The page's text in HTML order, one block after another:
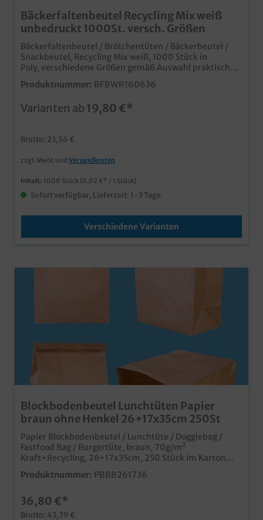
Bäckerfaltenbeutel Recycling Mix weiß
unbedruckt 1000St. versch. Größen
Bäckerfaltenbeutel / Brötchentüten / Bäckerbeutel /
Snackbeutel, Recycling Mix weiß, 1000 Stück in
Poly, verschiedene Größen gemäß Auswahl praktische
Papierfaltenbeutel in verschiedenen Größengünstige
und nachhaltige Recycling Mix Qualität neutrales weiß
Backshop und Imbiss bereits ab 30.000 Stück je Größe
Produktnummer: BFBWR160636
Varianten ab 19,80 €*
Brutto: 23,56 €
zzgl. MwSt und Versandkosten
Inhalt: 1000 Stück (0,02 €* / 1 Stück)
Sofort verfügbar, Lieferzeit: 1-3 Tage
Verschiedene Varianten
Blockbodenbeutel Lunchtüten Papier
braun ohne Henkel 26+17x35cm 250St
Papier Blockbodenbeutel / Lunchtüte / Doggiebag /
Fastfood Bag / Burgertüte, braun, 70g/m²
Kraft+Recycling, 26+17x35cm, 250 Stück im Karton
bekannt aus Fastfood Restaurants, Ideal für den
Transport von Fastfood, Salaten, Coffee to go, usw,
lebensmittelecht extra großer Standboden (26x17cm),
auch für XL Burgerboxen die umweltfreundliche Lösung
Produktnummer: PBBB261736
36,80 €*
Brutto: 43,79 €